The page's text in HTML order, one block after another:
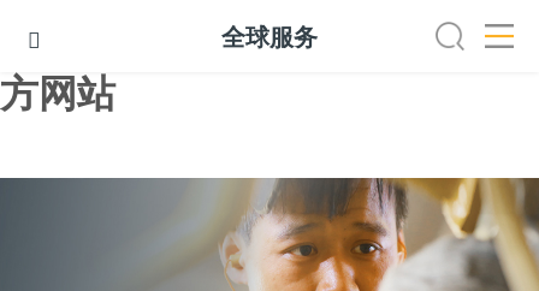
乐投中国有限公司官网,乐投官
方网站
 全球服务
技术支持